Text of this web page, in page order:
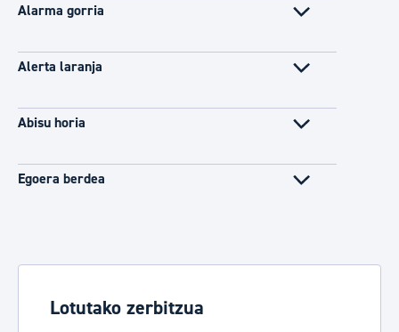
Alarma gorria
Alerta laranja
Abisu horia
Egoera berdea
Lotutako zerbitzua